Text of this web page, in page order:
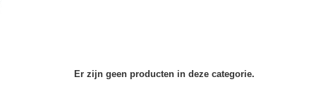
Er zijn geen producten in deze categorie.